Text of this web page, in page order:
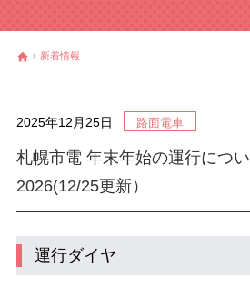
新着情報
2025年12月25日 路面電車
札幌市電 年末年始の運行につ
2026(12/25更新）
運行ダイヤ